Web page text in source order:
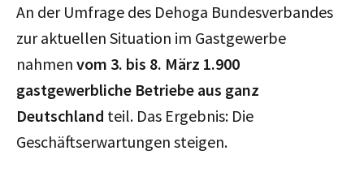
An der Umfrage des Dehoga Bundesverbandes
zur aktuellen Situation im Gastgewerbe
nahmen vom 3. bis 8. März 1.900
gastgewerbliche Betriebe aus ganz
Deutschland teil. Das Ergebnis: Die
Geschäftserwartungen steigen.